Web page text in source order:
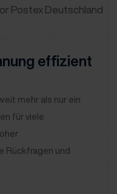
Postex Deutschland
effizient
mehr als nur ein
für viele
Rückfragen und